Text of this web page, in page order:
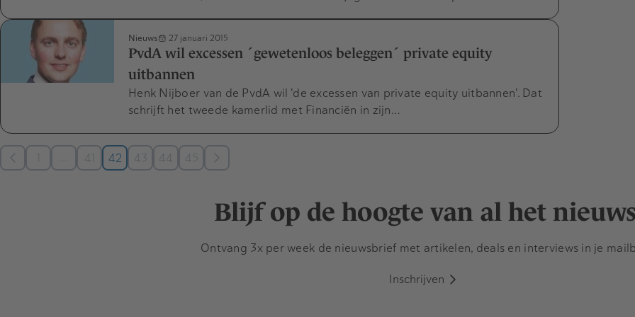
Nieuws 27 januari 2015
PvdA wil excessen ´gewetenloos beleggen´ private equity
uitbannen
Henk Nijboer van de PvdA wil 'de excessen van private equity uitbannen'. Dat
schrijft het tweede kamerlid met Financiën in zijn…
41 42 43 44 45
Blijf op de hoogte van al het nieuws
Ontvang 3x per week de nieuwsbrief met artikelen, deals en interviews in je
Inschrijven